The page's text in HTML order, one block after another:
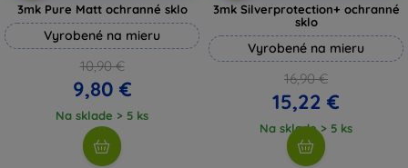
3mk Pure Matt ochranné sklo
Vyrobené na mieru
10,90 €
9,80 €
Na sklade > 5 ks
3mk Silverprotection+ ochranné
sklo
Vyrobené na mieru
16,90 €
15,22 €
Na sklade > 5 ks